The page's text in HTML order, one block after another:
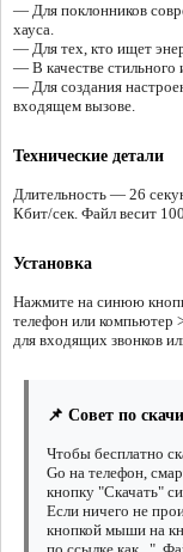
— Для поклонников
хауса.
— Для тех, кто ищет
— В качестве стильного
— Для создания
входящем вызове.
Технические детали
Длительность — 26
Кбит/сек. Файл весит
Установка
Нажмите на синюю
телефон или компьютер
для входящих звонков
📌 Совет по
Чтобы бесплатно
Go на телефон,
кнопку "Скачать"
Если ничего не
кнопкой мыши на